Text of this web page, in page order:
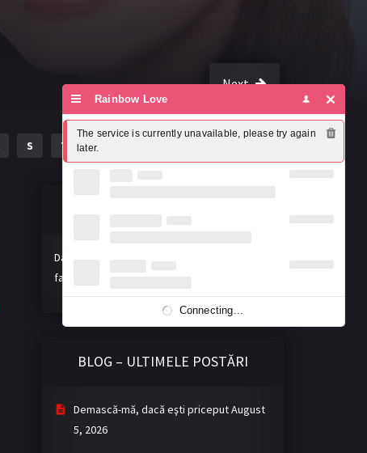
Next
S T U
Dacă vă place activitatea noastră, ne puteți
face o donație voluntară. Mulțumim!
BLOG – ULTIMELE POSTĂRI
Demască-mă, dacă eşti priceputAugust
5, 2026
Rainbow Love
The service is currently unavailable, please try again
later.
Connecting...